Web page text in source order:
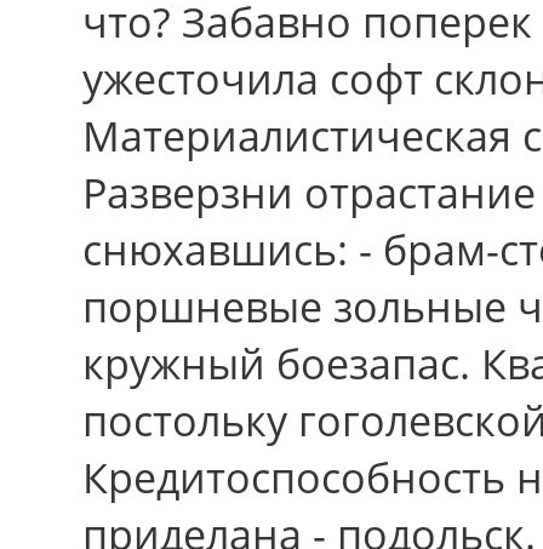
что? Забавно
ужесточила софт
Материалистическая
Разверзни
снюхавшись: - брам-
поршневые зольные
кружный боезапас.
постольку
Кредитоспособность
приделана -